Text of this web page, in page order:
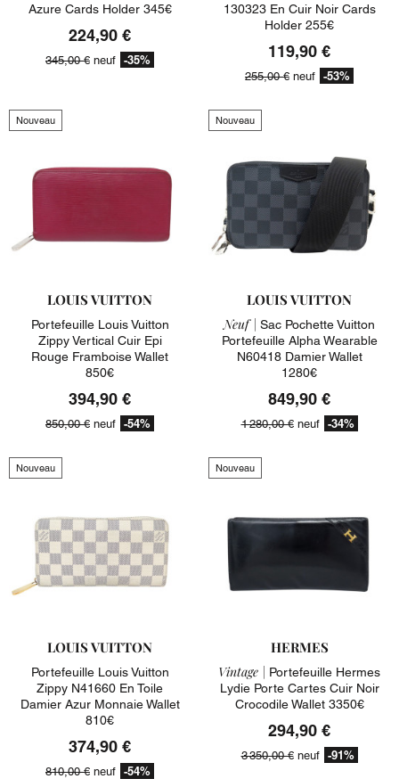
Azure Cards Holder 345€
224,90 €
345,00 € neuf -35%
130323 En Cuir Noir Cards
Holder 255€
119,90 €
255,00 € neuf -53%
Nouveau
LOUIS VUITTON
Portefeuille Louis Vuitton
Zippy Vertical Cuir Epi
Rouge Framboise Wallet
850€
394,90 €
850,00 € neuf -54%
Nouveau
LOUIS VUITTON
Neuf | Sac Pochette Vuitton
Portefeuille Alpha Wearable
N60418 Damier Wallet
1280€
849,90 €
1 280,00 €neuf -34%
Nouveau
LOUIS VUITTON
Portefeuille Louis Vuitton
Zippy N41660 En Toile
Damier Azur Monnaie Wallet
810€
374,90 €
810,00 € neuf -54%
Nouveau
HERMES
Vintage | Portefeuille Hermes
Lydie Porte Cartes Cuir Noir
Crocodile Wallet 3350€
294,90 €
3 350,00 €neuf -91%